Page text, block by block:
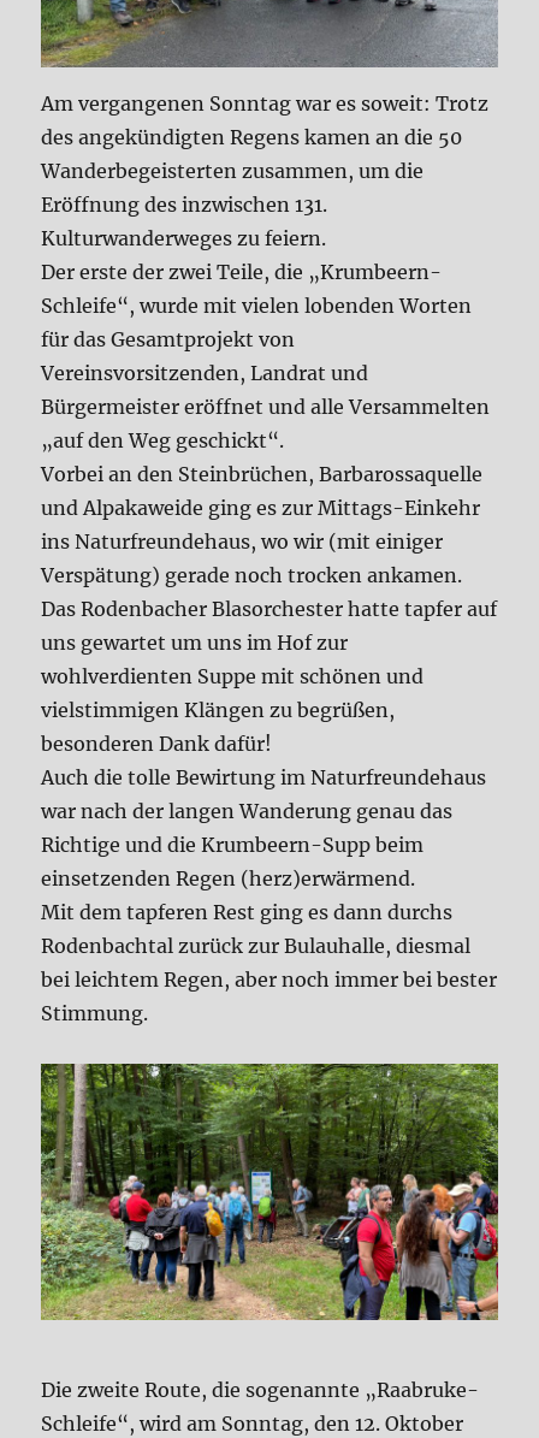
Am vergangenen Sonntag war es soweit: Trotz
des angekündigten Regens kamen an die 50
Wanderbegeisterten zusammen, um die
Eröffnung des inzwischen 131.
Kulturwanderweges zu feiern.
Der erste der zwei Teile, die „Krumbeern-
Schleife“, wurde mit vielen lobenden Worten
für das Gesamtprojekt von
Vereinsvorsitzenden, Landrat und
Bürgermeister eröffnet und alle Versammelten
„auf den Weg geschickt“.
Vorbei an den Steinbrüchen, Barbarossaquelle
und Alpakaweide ging es zur Mittags-Einkehr
ins Naturfreundehaus, wo wir (mit einiger
Verspätung) gerade noch trocken ankamen.
Das Rodenbacher Blasorchester hatte tapfer auf
uns gewartet um uns im Hof zur
wohlverdienten Suppe mit schönen und
vielstimmigen Klängen zu begrüßen,
besonderen Dank dafür!
Auch die tolle Bewirtung im Naturfreundehaus
war nach der langen Wanderung genau das
Richtige und die Krumbeern-Supp beim
einsetzenden Regen (herz)erwärmend.
Mit dem tapferen Rest ging es dann durchs
Rodenbachtal zurück zur Bulauhalle, diesmal
bei leichtem Regen, aber noch immer bei bester
Stimmung.
Die zweite Route, die sogenannte „Raabruke-
Schleife“, wird am Sonntag, den 12. Oktober